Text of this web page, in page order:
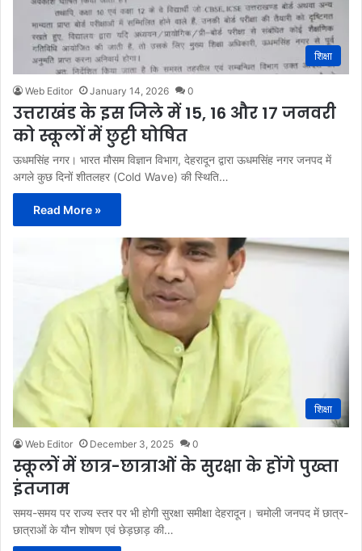
शिक्षा
Web Editor January 14, 2026 0
उत्तराखंड के इस जिले में 15, 16 और 17 जनवरी
को स्कूलों में छुट्टी घोषित
ऊधमसिंह नगर। भारत मौसम विज्ञान विभाग, देहरादून द्वारा ऊधमसिंह नगर जनपद में
अगले कुछ दिनों शीतलहर (Cold Wave) की स्थिति…
Read More »
शिक्षा
Web Editor December 3, 2025 0
स्कूलों में छात्र-छात्राओं के सुरक्षा के होंगे पुख्ता
इंतजाम
समय-समय पर राज्य स्तर पर भी होगी सुरक्षा समीक्षा देहरादून। चमोली जनपद में छात्र-
छात्राओं के यौन शोषण एवं छेड़छाड़ की…